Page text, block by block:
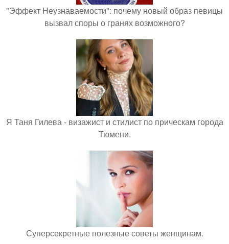
"Эффект Неузнаваемости": почему новый образ певицы
вызвал споры о гранях возможного?
Я Таня Гилева - визажист и стилист по прическам города
Тюмени.
Суперсекретные полезные советы женщинам.